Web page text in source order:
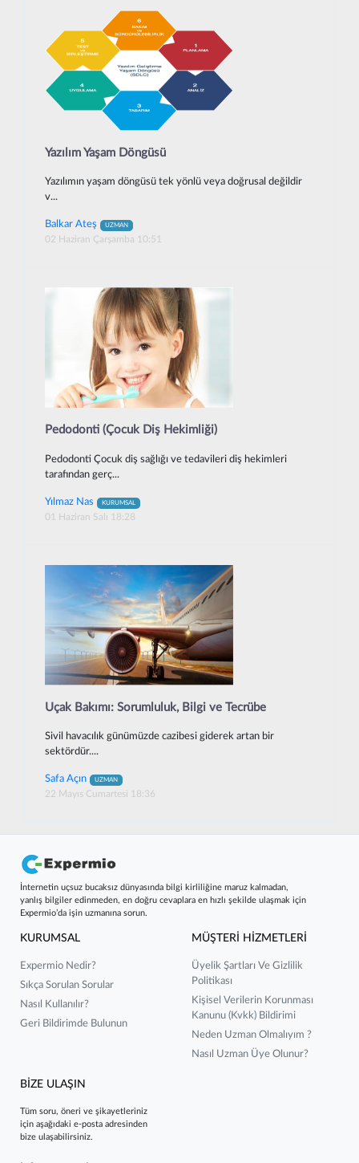
Yazılım Yaşam Döngüsü
Yazılımın yaşam döngüsü tek yönlü veya doğrusal değildir
v...
Balkar Ateş UZMAN
02 Haziran Çarşamba 10:51
Pedodonti (Çocuk Diş Hekimliği)
Pedodonti Çocuk diş sağlığı ve tedavileri diş hekimleri
tarafından gerç...
Yılmaz Nas KURUMSAL
01 Haziran Salı 18:28
Uçak Bakımı: Sorumluluk, Bilgi ve Tecrübe
Sivil havacılık günümüzde cazibesi giderek artan bir
sektördür....
Safa Açın UZMAN
22 Mayıs Cumartesi 18:36
İnternetin uçsuz bucaksız dünyasında bilgi kirliliğine maruz kalmadan,
yanlış bilgiler edinmeden, en doğru cevaplara en hızlı şekilde ulaşmak için
Expermio’da işin uzmanına sorun.
KURUMSAL
Expermio Nedir?
Sıkça Sorulan Sorular
Nasıl Kullanılır?
Geri Bildirimde Bulunun
MÜŞTERİ HİZMETLERİ
Üyelik Şartları Ve Gizlilik
Politikası
Kişisel Verilerin Korunması
Kanunu (kvkk) Bildirimi
Neden Uzman Olmalıyım ?
Nasıl Uzman Üye Olunur?
BİZE ULAŞIN
Tüm soru, öneri ve şikayetleriniz
için aşağıdaki e-posta adresinden
bize ulaşabilirsiniz.